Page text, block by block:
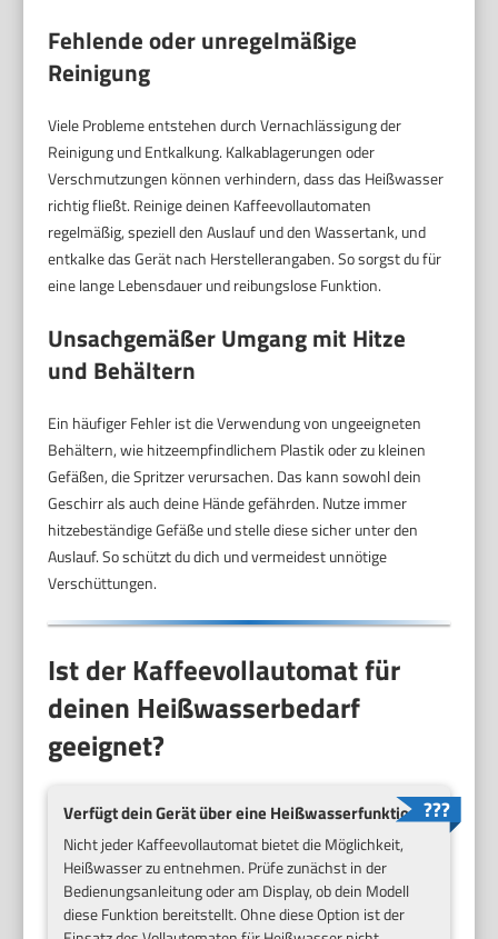
Fehlende oder unregelmäßige
Reinigung
Viele Probleme entstehen durch Vernachlässigung der
Reinigung und Entkalkung. Kalkablagerungen oder
Verschmutzungen können verhindern, dass das Heißwasser
richtig fließt. Reinige deinen Kaffeevollautomaten
regelmäßig, speziell den Auslauf und den Wassertank, und
entkalke das Gerät nach Herstellerangaben. So sorgst du für
eine lange Lebensdauer und reibungslose Funktion.
Unsachgemäßer Umgang mit Hitze
und Behältern
Ein häufiger Fehler ist die Verwendung von ungeeigneten
Behältern, wie hitzeempfindlichem Plastik oder zu kleinen
Gefäßen, die Spritzer verursachen. Das kann sowohl dein
Geschirr als auch deine Hände gefährden. Nutze immer
hitzebeständige Gefäße und stelle diese sicher unter den
Auslauf. So schützt du dich und vermeidest unnötige
Verschüttungen.
Ist der Kaffeevollautomat für
deinen Heißwasserbedarf
geeignet?
Verfügt dein Gerät über eine Heißwasserfunktion?
Nicht jeder Kaffeevollautomat bietet die Möglichkeit,
Heißwasser zu entnehmen. Prüfe zunächst in der
Bedienungsanleitung oder am Display, ob dein Modell
diese Funktion bereitstellt. Ohne diese Option ist der